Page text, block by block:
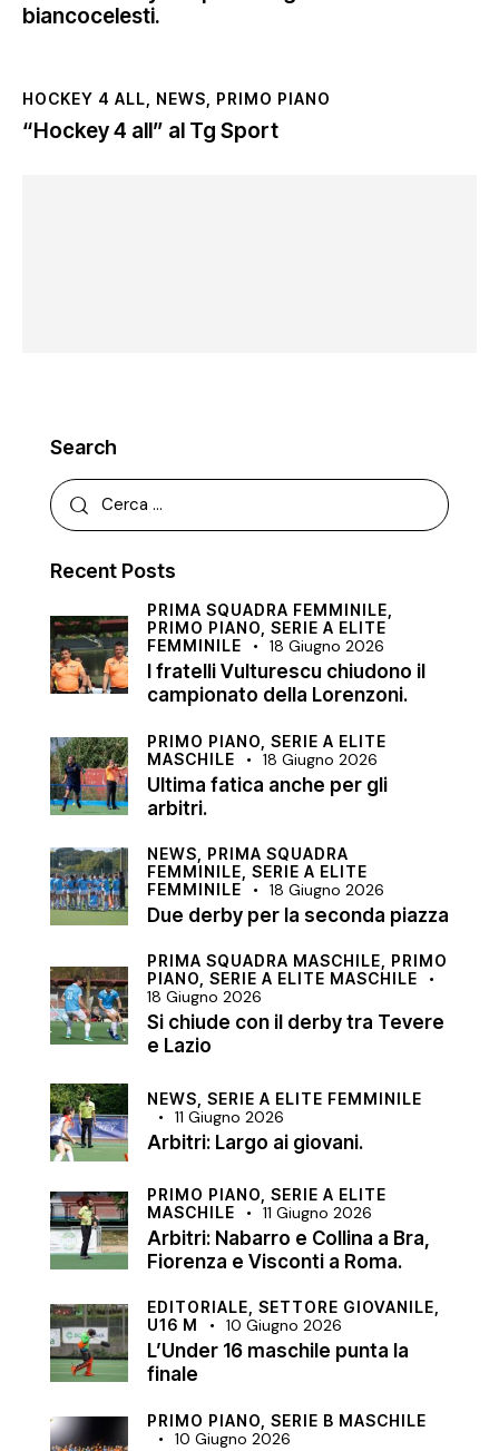
biancocelesti.
HOCKEY 4 ALL NEWS PRIMO PIANO
“Hockey 4 all” al Tg Sport
Search
Recent Posts
PRIMA SQUADRA FEMMINILE,
PRIMO PIANO, SERIE A ELITE
FEMMINILE
18 Giugno 2026
I fratelli Vulturescu chiudono il
campionato della Lorenzoni.
PRIMO PIANO, SERIE A ELITE
MASCHILE
18 Giugno 2026
Ultima fatica anche per gli
arbitri.
NEWS, PRIMA SQUADRA
FEMMINILE, SERIE A ELITE
FEMMINILE
18 Giugno 2026
Due derby per la seconda piazza
PRIMA SQUADRA MASCHILE, PRIMO
PIANO, SERIE A ELITE MASCHILE
18 Giugno 2026
Si chiude con il derby tra Tevere
e Lazio
NEWS, SERIE A ELITE FEMMINILE
11 Giugno 2026
Arbitri: Largo ai giovani.
PRIMO PIANO, SERIE A ELITE
MASCHILE
11 Giugno 2026
Arbitri: Nabarro e Collina a Bra,
Fiorenza e Visconti a Roma.
EDITORIALE, SETTORE GIOVANILE,
U16 M
10 Giugno 2026
L’Under 16 maschile punta la
finale
PRIMO PIANO, SERIE B MASCHILE
10 Giugno 2026